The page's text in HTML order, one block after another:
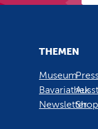
THEMEN
Museum
Bavariathek
NewsletterShop